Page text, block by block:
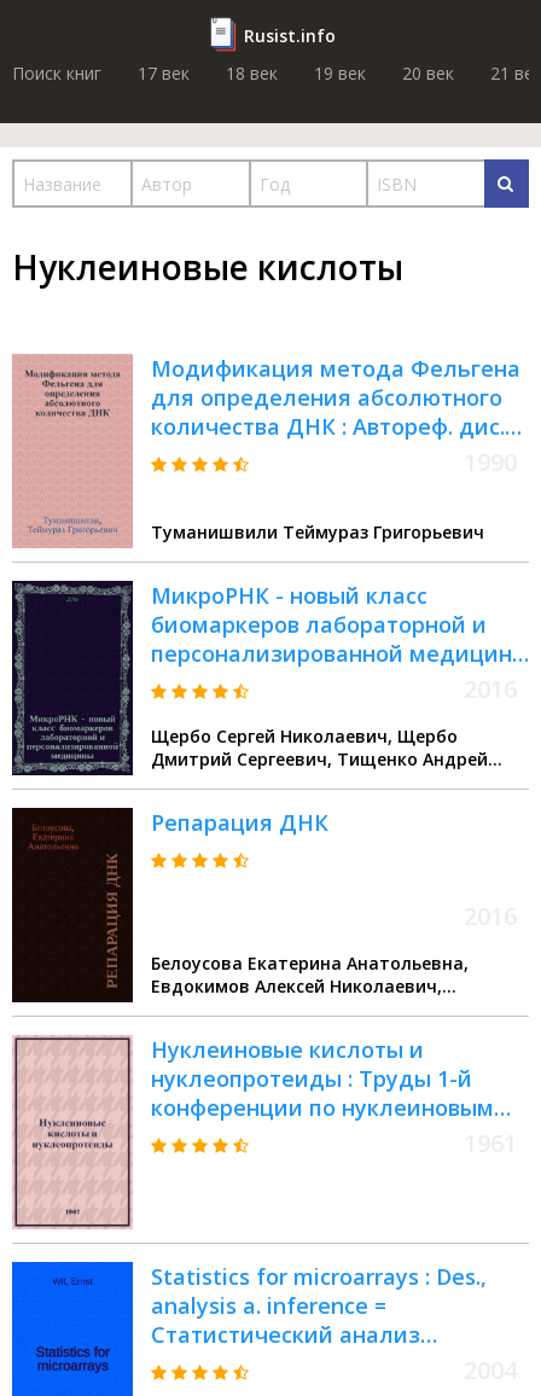
Rusist.info
Поиск книг
17 век 18 век 19 век 20 век 21 век
Нуклеиновые кислоты
Модификация метода Фельгена
для определения абсолютного
количества ДНК : Автореф. дис.
на соиск. учен. степ. к.б.н
Туманишвили Теймураз Григорьевич
МикроРНК - новый класс
биомаркеров лабораторной и
персонализированной медицины
: учебно-методическое пособие :
медицинских высших учебных
заведений, ординаторов,
аспирантов и врачей различных
специальностей
Щербо Сергей Николаевич, Щербо
Дмитрий Сергеевич, Тищенко Андрей
Репарация ДНК
Белоусова Екатерина Анатольевна,
Евдокимов Алексей Николаевич,
Нуклеиновые кислоты и
нуклеопротеиды : Труды 1-й
конференции по нуклеиновым
кислотам и нуклеопротеидам,
Statistics for microarrays : Des.,
analysis a. inference =
Статистический анализ
микропоследовательностей